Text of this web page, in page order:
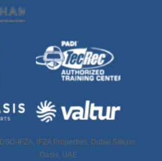
DSO-IFZA, IFZA Properties, Dubai Silicon
Oasis, UAE